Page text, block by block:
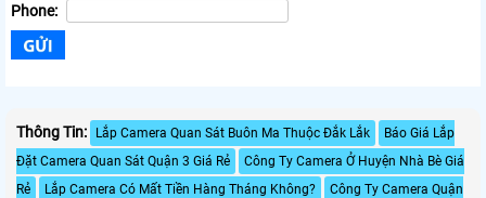
Phone:
Thông Tin: Lắp Camera Quan Sát Buôn Ma Thuộc Đắk Lắk
Báo Giá Lắp
Đặt Camera Quan Sát Quận 3 Giá Rẻ
Công Ty Camera Ở Huyện Nhà Bè Giá
Rẻ
Lắp Camera Có Mất Tiền Hàng Tháng Không?
Công Ty Camera Quận